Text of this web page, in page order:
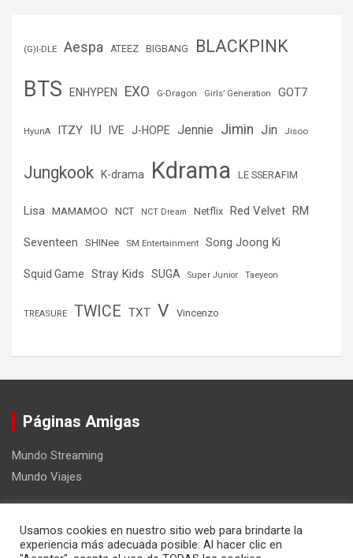
(G)I-DLE Aespa ATEEZ BIGBANG BLACKPINK
BTS ENHYPEN EXO G-Dragon Girls’ Generation GOT7
HyunA ITZY IU IVE J-HOPE Jennie Jimin Jin Jisoo
Jungkook K-drama Kdrama LE SSERAFIM
Lisa MAMAMOO NCT NCT Dream Netflix Red Velvet RM
Seventeen SHINee SM Entertainment Song Joong Ki
Squid Game Stray Kids SUGA Super Junior Taeyeon
TREASURE TWICE TXT V Vincenzo
Páginas Amigas
Mundo Streaming
Mundo Viajes
Usamos cookies en nuestro sitio web para brindarte la
experiencia más adecuada posible. Al hacer clic en